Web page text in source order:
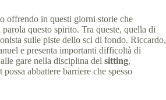
offrendo in questi giorni storie che
questo spirito. Tra queste, quella di
sulle piste dello sci di fondo. Riccardo,
e presenta importanti difficoltà di
gare nella disciplina del sitting,
abbattere barriere che spesso